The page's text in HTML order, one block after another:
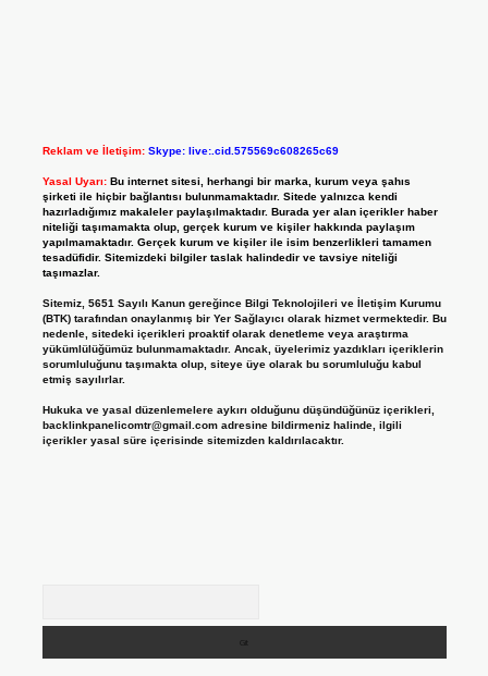
Reklam ve İletişim: Skype: live:.cid.575569c608265c69
Yasal Uyarı: Bu internet sitesi, herhangi bir marka, kurum veya şahıs
şirketi ile hiçbir bağlantısı bulunmamaktadır. Sitede yalnızca kendi
hazırladığımız makaleler paylaşılmaktadır. Burada yer alan içerikler haber
niteliği taşımamakta olup, gerçek kurum ve kişiler hakkında paylaşım
yapılmamaktadır. Gerçek kurum ve kişiler ile isim benzerlikleri tamamen
tesadüfidir. Sitemizdeki bilgiler taslak halindedir ve tavsiye niteliği
taşımazlar.
Sitemiz, 5651 Sayılı Kanun gereğince Bilgi Teknolojileri ve İletişim Kurumu
(BTK) tarafından onaylanmış bir Yer Sağlayıcı olarak hizmet vermektedir. Bu
nedenle, sitedeki içerikleri proaktif olarak denetleme veya araştırma
yükümlülüğümüz bulunmamaktadır. Ancak, üyelerimiz yazdıkları içeriklerin
sorumluluğunu taşımakta olup, siteye üye olarak bu sorumluluğu kabul
etmiş sayılırlar.
Hukuka ve yasal düzenlemelere aykırı olduğunu düşündüğünüz içerikleri,
backlinkpanelicomtr@gmail.comadresine bildirmeniz halinde, ilgili
içerikler yasal süre içerisinde sitemizden kaldırılacaktır.